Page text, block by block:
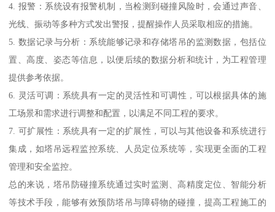
4. 报警：系统设有报警机制，当检测到碰撞风险时，会通过声音、
光线、振动等多种方式发出警报，提醒操作人员采取相应的措施。
5. 数据记录与分析：系统能够记录和存储塔吊的监测数据，包括位
置、高度、姿态等信息，以便后续的数据分析和统计，为工程管理
提供参考依据。
6. 灵活可调：系统具有一定的灵活性和可调性，可以根据具体的施
工场景和需求进行调整和配置，以满足不同工程的要求。
7. 可扩展性：系统具有一定的扩展性，可以与其他设备和系统进行
集成，如塔吊远程监控系统、人员定位系统等，实现更全面的工程
管理和安全监控。
总的来说，塔吊防碰撞系统通过实时监测、高精度定位、智能分析
等技术手段，能够有效预防塔吊与障碍物的碰撞，提高工程施工的